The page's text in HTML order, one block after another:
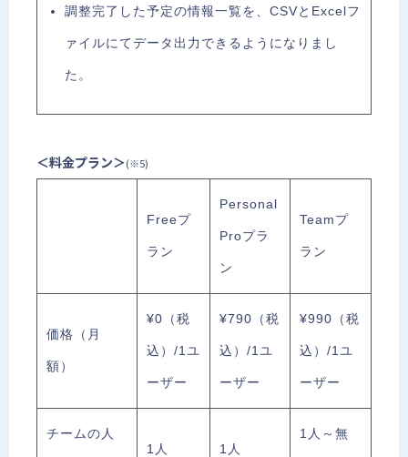
調整完了した予定の情報一覧を、CSVとExcelフ
ァイルにてデータ出力できるようになりまし
た。
＜料金プラン＞(※5)
Freeプ
ラン
Personal
Proプラ
ン
Teamプ
ラン
価格（月
額）
¥0（税
込）/1ユ
ーザー
¥790（税
込）/1ユ
ーザー
¥990（税
込）/1ユ
ーザー
チームの人
1人 1人
1人～無